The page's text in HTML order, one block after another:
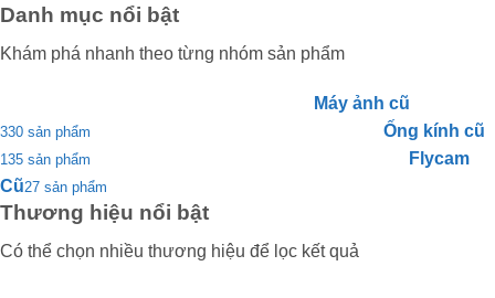
Danh mục nổi bật
Khám phá nhanh theo từng nhóm sản phẩm
Máy ảnh cũ
330 sản phẩm Ống kính cũ
135 sản phẩm
Flycam
Cũ27 sản phẩm
Thương hiệu nổi bật
Có thể chọn nhiều thương hiệu để lọc kết quả